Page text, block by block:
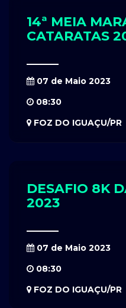
14ª MEIA
CATARATAS
07 de Maio 2023
08:30
FOZ DO IGUAÇU/PR
DESAFIO 8K
2023
07 de Maio 2023
08:30
FOZ DO IGUAÇU/PR